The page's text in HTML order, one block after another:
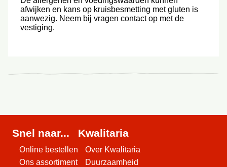
afwijken en kans op kruisbesmetting met gluten is
aanwezig. Neem bij vragen contact op met de
vestiging.
Snel naar...
Online bestellen
Ons assortiment
Kwalitaria
Over Kwalitaria
Duurzaamheid